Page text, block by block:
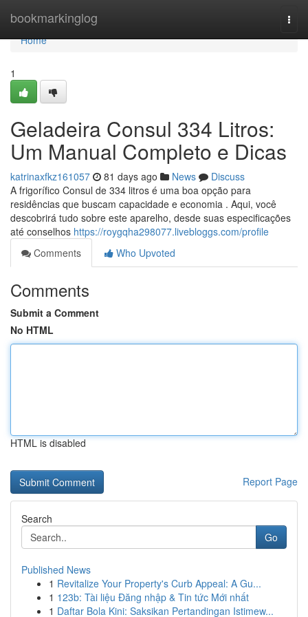
bookmarkinglog
Home
Home
1
Geladeira Consul 334 Litros:
Um Manual Completo e Dicas
katrinaxfkz161057 81 days ago News
Discuss
A frigorífico Consul de 334 litros é uma boa opção para
residências que buscam capacidade e economia . Aqui, você
descobrirá tudo sobre este aparelho, desde suas especificações
até conselhos https://roygqha298077.livebloggs.com/profile
Comments
Who Upvoted
Comments
Submit a Comment
No HTML
HTML is disabled
Report Page
Search
Go
Published News
1 Revitalize Your Property's Curb Appeal: A Gu...
1 123b: Tài liệu Đăng nhập & Tin tức Mới nhất
1 Daftar Bola Kini: Saksikan Pertandingan Istimew...